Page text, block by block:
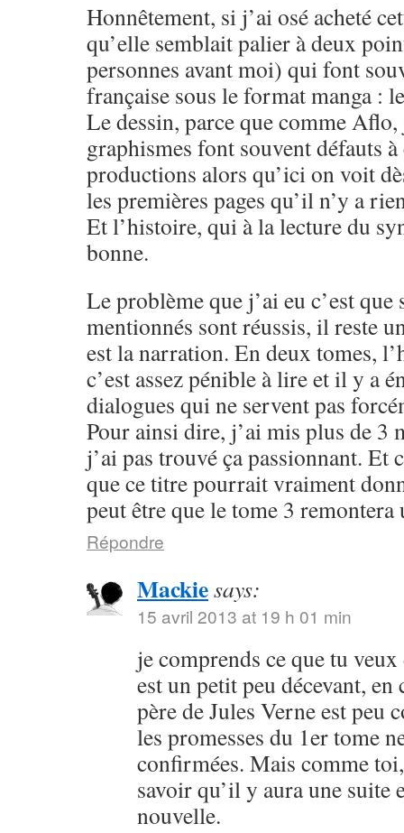
Honnêtement, si j’ai osé acheté
qu’elle semblait palier à deux
personnes avant moi) qui font
française sous le format manga :
Le dessin, parce que comme
graphismes font souvent défauts à
productions alors qu’ici on voit
les premières pages qu’il n’y a
Et l’histoire, qui à la lecture du
bonne.
Le problème que j’ai eu c’est
mentionnés sont réussis, il reste
est la narration. En deux tomes,
c’est assez pénible à lire et il y a
dialogues qui ne servent pas
Pour ainsi dire, j’ai mis plus de 3
j’ai pas trouvé ça passionnant. Et
que ce titre pourrait vraiment
peut être que le tome 3
Répondre
Mackiesays:
15 avril 2013 at 19 h 01 min
je comprends ce que tu
est un petit peu décevant,
père de Jules Verne est peu
les promesses du 1er tome
confirmées. Mais comme
savoir qu’il y aura une suite
nouvelle.